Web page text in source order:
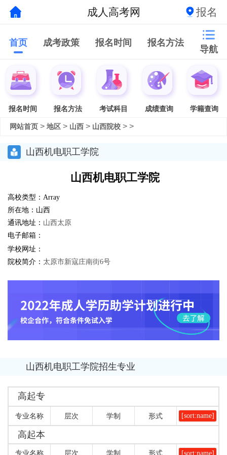
成人高考网 报名
首页 成考政策 报名时间 报名方法
导航
报名时间 报名方法 考试科目 成绩查询 学籍查询
网站首页> 地区> 山西> 山西院校> >
山西机电职工学院
山西机电职工学院
高校类型：Array
所在地：山西
通讯地址： 山西太原
电子邮箱：
学校网址：
院校简介： 太原市新寇庄南街6号
山西机电职工学院招生专业
高起专
专业名称 层次 学制 形式 [sort:name]
高起本
专业名称 层次 学制 形式 [sort:name]